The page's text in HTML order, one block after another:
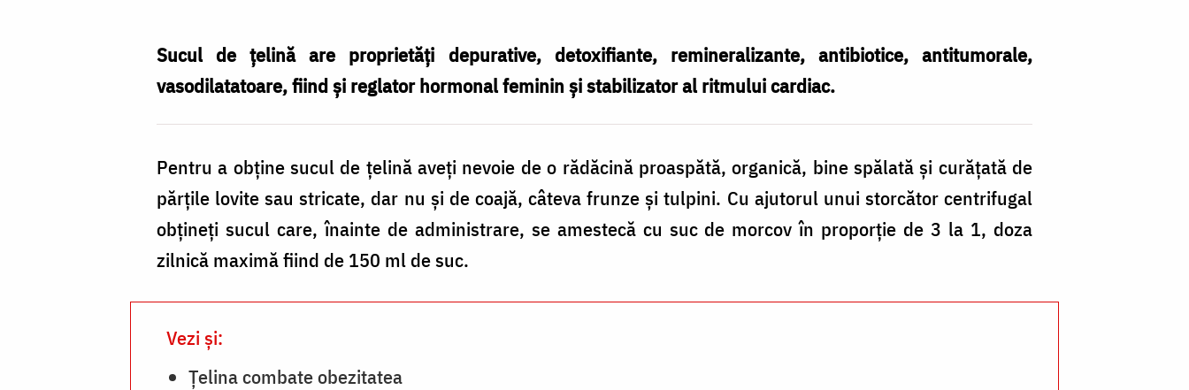
Sucul de țelină are proprietăți depurative, detoxifiante, remineralizante, antibiotice, antitumorale,
vasodilatatoare, fiind și reglator hormonal feminin și stabilizator al ritmului cardiac.
Pentru a obține sucul de țelină aveți nevoie de o rădăcină proaspătă, organică, bine spălată și curățată de
părțile lovite sau stricate, dar nu și de coajă, câteva frunze și tulpini. Cu ajutorul unui storcător centrifugal
obțineți sucul care, înainte de administrare, se amestecă cu suc de morcov în proporție de 3 la 1, doza
zilnică maximă fiind de 150 ml de suc.
Vezi și:
Țelina combate obezitatea